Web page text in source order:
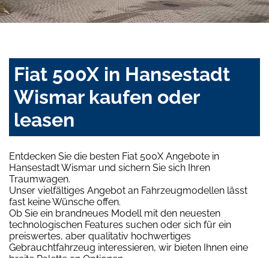
Fiat 500X in Hansestadt
Wismar kaufen oder
leasen
Entdecken Sie die besten Fiat 500X Angebote in
Hansestadt Wismar und sichern Sie sich Ihren
Traumwagen.
Unser vielfältiges Angebot an Fahrzeugmodellen lässt
fast keine Wünsche offen.
Ob Sie ein brandneues Modell mit den neuesten
technologischen Features suchen oder sich für ein
preiswertes, aber qualitativ hochwertiges
Gebrauchtfahrzeug interessieren, wir bieten Ihnen eine